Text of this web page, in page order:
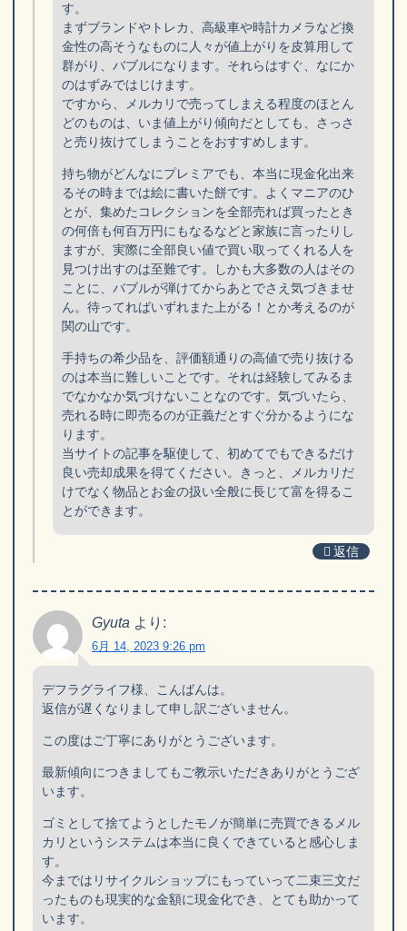
す。
まずブランドやトレカ、高級車や時計カメラなど換
金性の高そうなものに人々が値上がりを皮算用して
群がり、バブルになります。それらはすぐ、なにか
のはずみではじけます。
ですから、メルカリで売ってしまえる程度のほとん
どのものは、いま値上がり傾向だとしても、さっさ
と売り抜けてしまうことをおすすめします。
持ち物がどんなにプレミアでも、本当に現金化出来
るその時までは絵に書いた餅です。よくマニアのひ
とが、集めたコレクションを全部売れば買ったとき
の何倍も何百万円にもなるなどと家族に言ったりし
ますが、実際に全部良い値で買い取ってくれる人を
見つけ出すのは至難です。しかも大多数の人はその
ことに、バブルが弾けてからあとでさえ気づきませ
ん。待ってればいずれまた上がる！とか考えるのが
関の山です。
手持ちの希少品を、評価額通りの高値で売り抜ける
のは本当に難しいことです。それは経験してみるま
でなかなか気づけないことなのです。気づいたら、
売れる時に即売るのが正義だとすぐ分かるようにな
ります。
当サイトの記事を駆使して、初めてでもできるだけ
良い売却成果を得てください。きっと、メルカリだ
けでなく物品とお金の扱い全般に長じて富を得るこ
とができます。
返信
Gyuta より:
6月 14, 2023 9:26 pm
デフラグライフ様、こんばんは。
返信が遅くなりまして申し訳ございません。
この度はご丁寧にありがとうございます。
最新傾向につきましてもご教示いただきありがとうござ
います。
ゴミとして捨てようとしたモノが簡単に売買できるメル
カリというシステムは本当に良くできていると感心しま
す。
今まではリサイクルショップにもっていって二束三文だ
ったものも現実的な金額に現金化でき、とても助かって
います。